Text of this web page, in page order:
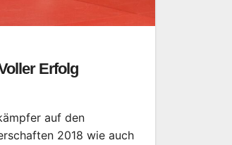
Erfolg
auf den
2018 wie auch